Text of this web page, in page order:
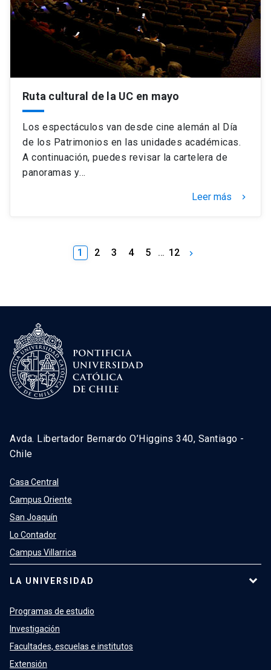
Ruta cultural de la UC en mayo
Los espectáculos van desde cine alemán al Día
de los Patrimonios en las unidades académicas.
A continuación, puedes revisar la cartelera de
panoramas y…
Leer más keyboard_arrow_right
1 2 3 4 5 … 12 keyboard_arrow_right
Avda. Libertador Bernardo O’Higgins 340, Santiago -
Chile
Casa Central
Campus Oriente
San Joaquín
Lo Contador
Campus Villarrica
LA UNIVERSIDAD
Programas de estudio
Investigación
Facultades, escuelas e institutos
Extensión